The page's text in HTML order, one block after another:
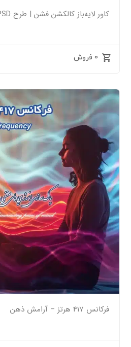
کاور لایه‌باز کالکشن فشن | طرح PSD
0 فروش
فرکانس 417 هرتز – آرامش ذهن